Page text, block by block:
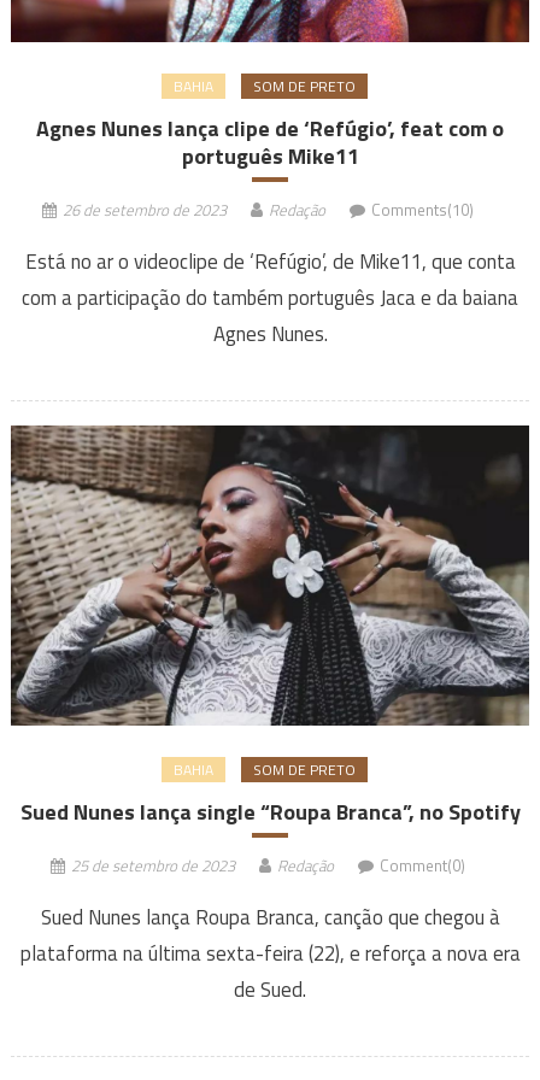
BAHIA SOM DE PRETO
Agnes Nunes lança clipe de ‘Refúgio’, feat com o
português Mike11
26 de setembro de 2023 Redação Comments(10)
Está no ar o videoclipe de ‘Refúgio’, de Mike11, que conta
com a participação do também português Jaca e da baiana
Agnes Nunes.
BAHIA SOM DE PRETO
Sued Nunes lança single “Roupa Branca”, no Spotify
25 de setembro de 2023 Redação Comment(0)
Sued Nunes lança Roupa Branca, canção que chegou à
plataforma na última sexta-feira (22), e reforça a nova era
de Sued.